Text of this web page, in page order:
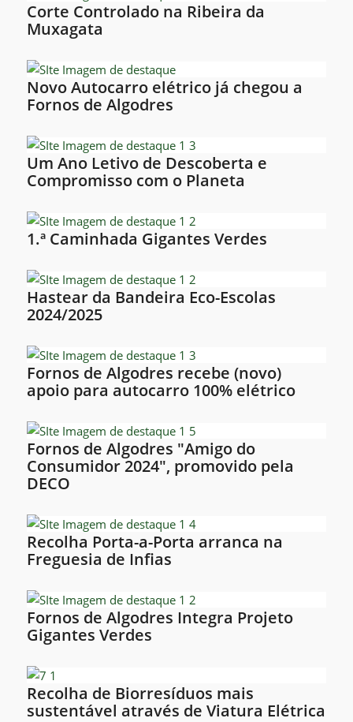
Corte Controlado na Ribeira da
Muxagata
Novo Autocarro elétrico já chegou a
Fornos de Algodres
Um Ano Letivo de Descoberta e
Compromisso com o Planeta
1.ª Caminhada Gigantes Verdes
Hastear da Bandeira Eco-Escolas
2024/2025
Fornos de Algodres recebe (novo)
apoio para autocarro 100% elétrico
Fornos de Algodres "Amigo do
Consumidor 2024", promovido pela
DECO
Recolha Porta-a-Porta arranca na
Freguesia de Infias
Fornos de Algodres Integra Projeto
Gigantes Verdes
Recolha de Biorresíduos mais
sustentável através de Viatura Elétrica